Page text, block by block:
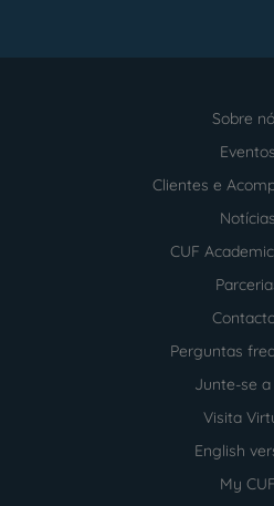
Sobre
Eventos
Clientes e
Notícias
CUF
Perguntas
Junte-se a
Visita
English
My CUF